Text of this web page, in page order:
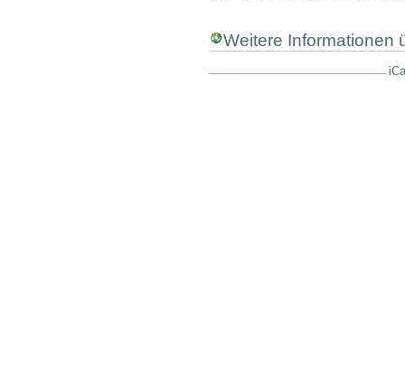
Weitere Informationen